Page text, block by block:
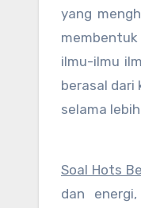
yang
ilmu-ilmu
berasal dari
selama
Soal Hots
dan